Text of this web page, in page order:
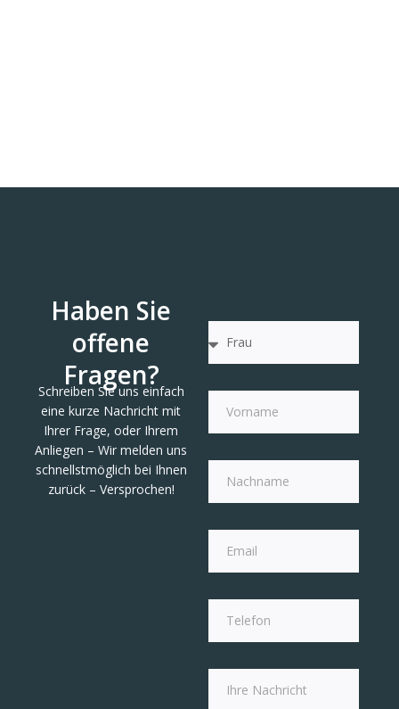
Haben Sie
offene
Fragen?
Schreiben Sie uns einfach
eine kurze Nachricht mit
Ihrer Frage, oder Ihrem
Anliegen – Wir melden uns
schnellstmöglich bei Ihnen
zurück – Versprochen!